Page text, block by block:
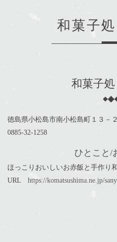
和菓子
和菓子
徳島県小松島市南小松島町１３－
0885-32-1258
ひとこと/
ほっこりおいしいお赤飯と手作り
URL https://komatsushima.ne.jp/